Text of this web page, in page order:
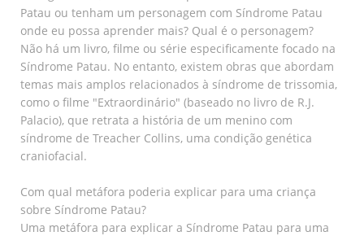
Patau ou tenham um personagem com Síndrome Patau
onde eu possa aprender mais? Qual é o personagem?
Não há um livro, filme ou série especificamente focado na
Síndrome Patau. No entanto, existem obras que abordam
temas mais amplos relacionados à síndrome de trissomia,
como o filme "Extraordinário" (baseado no livro de R.J.
Palacio), que retrata a história de um menino com
síndrome de Treacher Collins, uma condição genética
craniofacial.
Com qual metáfora poderia explicar para uma criança
sobre Síndrome Patau?
Uma metáfora para explicar a Síndrome Patau para uma